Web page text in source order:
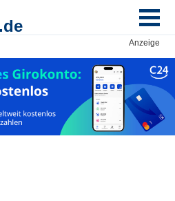
Anzeige